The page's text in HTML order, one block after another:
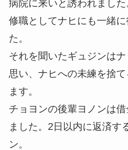
病院に来いと誘われまし
修職としてナヒにも一緒
た。
それを聞いたギュジンは
思い、ナヒへの未練を捨
ます。
チョヨンの後輩ヨノンは
ました。2日以内に返済す
ン。